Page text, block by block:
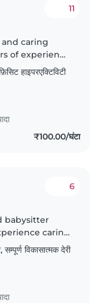
11
caring
of experience
I have a
in supporting
I love
हाइपरएक्टिविटी
₹100.00/घंटा
6
babysitter
caring
precious
I'm no
सम्पूर्ण विकासात्मक देरी